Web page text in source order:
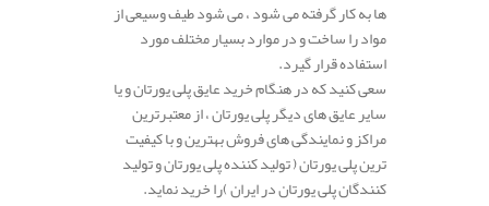
ها به کار گرفته می شود ، می‌ شود طیف وسیعی از
مواد را ساخت و در موارد بسیار مختلف مورد
استفاده قرار گیرد.
سعی کنید که در هنگام خرید عایق پلی یورتان و یا
سایر عایق های دیگر پلی یورتان ، از معتبرترین
مراکز و نمایندگی های فروش بهترین و با کیفیت
ترین پلی یورتان ( تولید کننده پلی یورتان و تولید
کنندگان پلی یورتان در ایران )را خرید نماید.